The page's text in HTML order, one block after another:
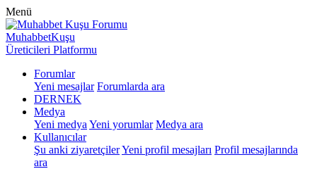
Menü
MuhabbetKuşu
Üreticileri Platformu
Forumlar
Yeni mesajlar Forumlarda ara
DERNEK
Medya
Yeni medya Yeni yorumlar Medya ara
Kullanıcılar
Şu anki ziyaretçilerYeni profil mesajları Profil mesajlarında
ara